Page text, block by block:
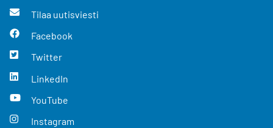
Tilaa uutisviesti
Facebook
Twitter
LinkedIn
YouTube
Instagram